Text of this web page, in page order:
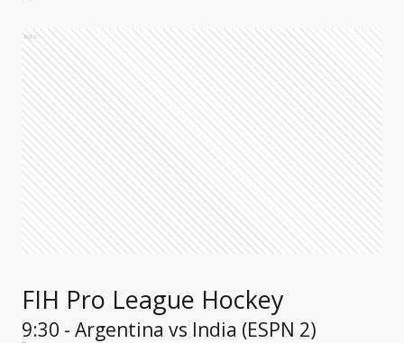
Ads
FIH Pro League Hockey
9:30 - Argentina vs India (ESPN 2)